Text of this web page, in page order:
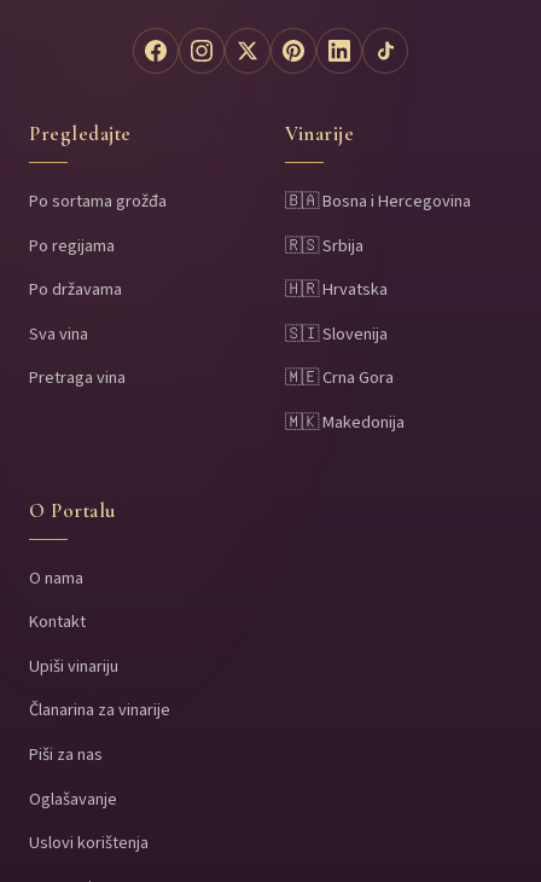
Pregledajte
Po sortama grožđa
Po regijama
Po državama
Sva vina
Pretraga vina
Vinarije
🇧🇦 Bosna i Hercegovina
🇷🇸 Srbija
🇭🇷 Hrvatska
🇸🇮 Slovenija
🇲🇪 Crna Gora
🇲🇰 Makedonija
O Portalu
O nama
Kontakt
Upiši vinariju
Članarina za vinarije
Piši za nas
Oglašavanje
Uslovi korištenja